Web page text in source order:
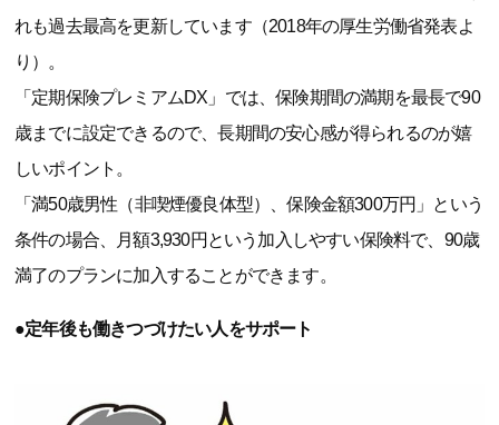
れも過去最高を更新しています（2018年の厚生労働省発表よ
り）。
「定期保険プレミアムDX」では、保険期間の満期を最長で90
歳までに設定できるので、長期間の安心感が得られるのが嬉
しいポイント。
「満50歳男性（非喫煙優良体型）、保険金額300万円」という
条件の場合、月額3,930円という加入しやすい保険料で、90歳
満了のプランに加入することができます。
●定年後も働きつづけたい人をサポート